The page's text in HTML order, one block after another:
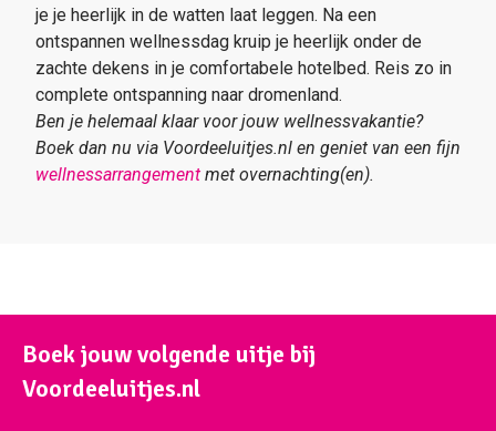
je je heerlijk in de watten laat leggen. Na een
ontspannen wellnessdag kruip je heerlijk onder de
zachte dekens in je comfortabele hotelbed. Reis zo in
complete ontspanning naar dromenland.
Ben je helemaal klaar voor jouw wellnessvakantie?
Boek dan nu via Voordeeluitjes.nl en geniet van een fijn
wellnessarrangement met overnachting(en).
Boek jouw volgende uitje bij
Voordeeluitjes.nl